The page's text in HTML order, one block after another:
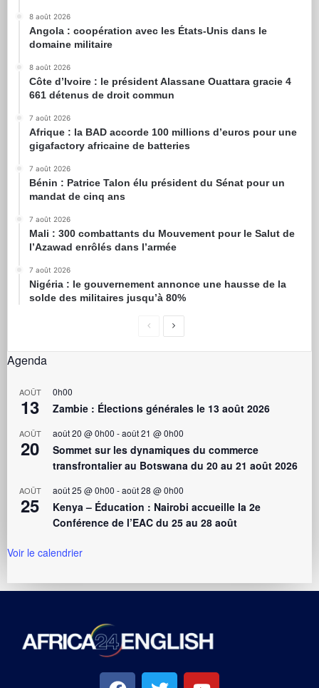
8 août 2026
Angola : coopération avec les États-Unis dans le
domaine militaire
8 août 2026
Côte d’Ivoire : le président Alassane Ouattara gracie 4
661 détenus de droit commun
7 août 2026
Afrique : la BAD accorde 100 millions d’euros pour une
gigafactory africaine de batteries
7 août 2026
Bénin : Patrice Talon élu président du Sénat pour un
mandat de cinq ans
7 août 2026
Mali : 300 combattants du Mouvement pour le Salut de
l’Azawad enrôlés dans l’armée
7 août 2026
Nigéria : le gouvernement annonce une hausse de la
solde des militaires jusqu’à 80%
Agenda
AOÛT
13
0h00
Zambie : Élections générales le 13 août 2026
AOÛT
20
août 20 @ 0h00 -août 21 @ 0h00
Sommet sur les dynamiques du commerce
transfrontalier au Botswana du 20 au 21 août 2026
AOÛT
25
août 25 @ 0h00 -août 28 @ 0h00
Kenya – Éducation : Nairobi accueille la 2e
Conférence de l’EAC du 25 au 28 août
Voir le calendrier